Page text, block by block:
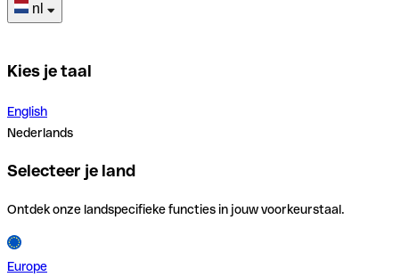
nl
Kies je taal
English
Nederlands
Selecteer je land
Ontdek onze landspecifieke functies in jouw voorkeurstaal.
Europe